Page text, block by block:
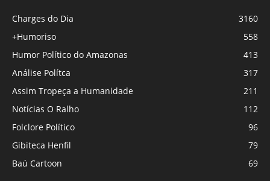
Charges do Dia
3160
+Humoriso
558
Humor Político do Amazonas
413
Análise Polítca
317
Assim Tropeça a Humanidade
211
Notícias O Ralho
112
Folclore Político
96
Gibiteca Henfil
79
Baú Cartoon
69